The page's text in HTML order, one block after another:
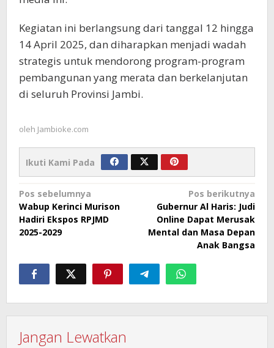
Kegiatan ini berlangsung dari tanggal 12 hingga
14 April 2025, dan diharapkan menjadi wadah
strategis untuk mendorong program-program
pembangunan yang merata dan berkelanjutan
di seluruh Provinsi Jambi.
oleh Jambioke.com
Ikuti Kami Pada
Navigasi
pos
Pos sebelumnya
Wabup Kerinci Murison
Hadiri Ekspos RPJMD
2025-2029
Pos berikutnya
Gubernur Al Haris: Judi
Online Dapat Merusak
Mental dan Masa Depan
Anak Bangsa
Jangan Lewatkan